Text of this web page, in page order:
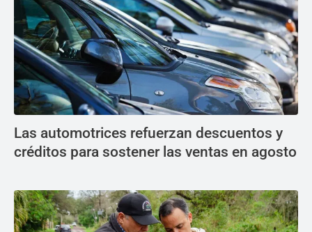
Las automotrices refuerzan descuentos y
créditos para sostener las ventas en agosto